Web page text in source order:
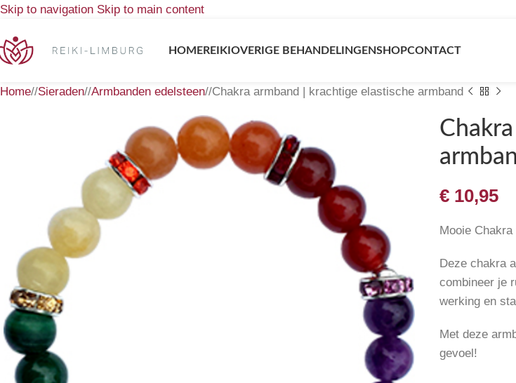
Skip to navigation Skip to main content
HOMEREIKIOVERIGE BEHANDELINGENSHOPCONTACT
Home/ Sieraden/ Armbanden edelsteen/ Chakra armband | krachtige elastische armband
€10,95
Mooie
Deze chakra
combineer je
werking en
Met deze
gevoel!